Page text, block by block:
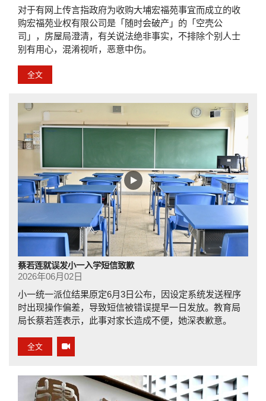
对于有网上传言指政府为收购大埔宏福苑事宜而成立的收
购宏福苑业权有限公司是「随时会破产」的「空壳公
司」，房屋局澄清，有关说法绝非事实，不排除个别人士
别有用心，混淆视听，恶意中伤。
全文
蔡若莲就误发小一入学短信致歉
2026年06月02日
小一统一派位结果原定6月3日公布，因设定系统发送程序
时出现操作偏差，导致短信被错误提早一日发放。教育局
局长蔡若莲表示，此事对家长造成不便，她深表歉意。
全文